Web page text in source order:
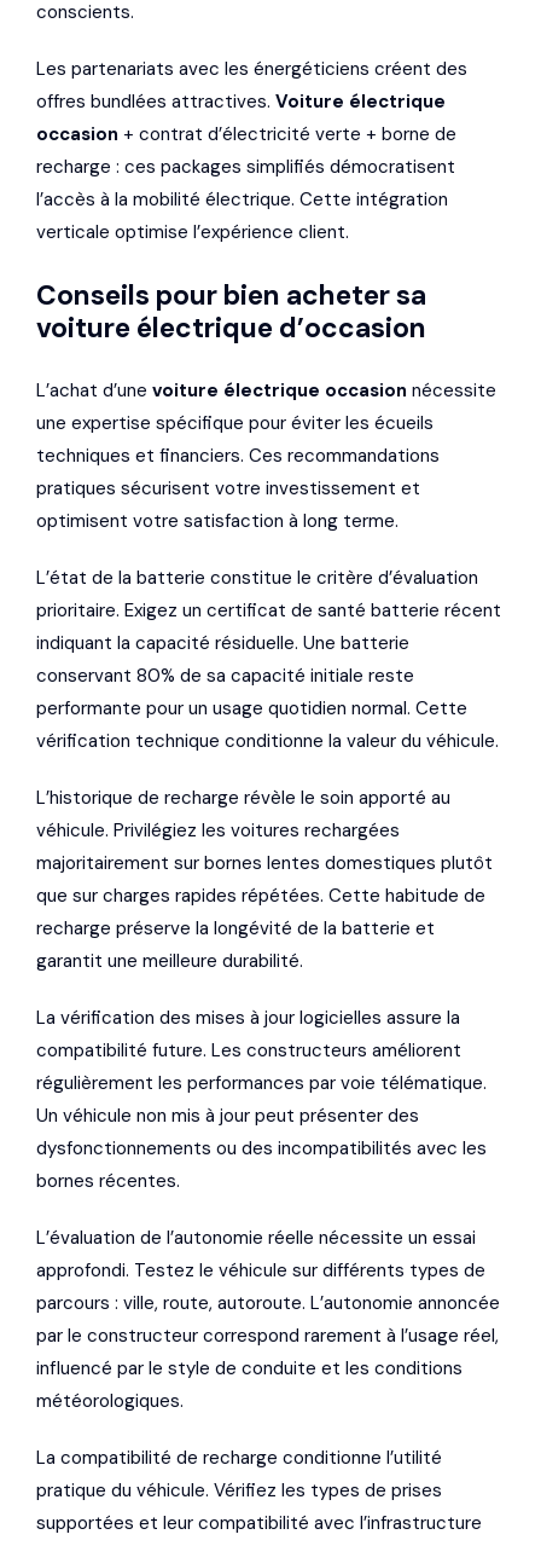
conscients.
Les partenariats avec les énergéticiens créent des
offres bundlées attractives. Voiture électrique
occasion + contrat d’électricité verte + borne de
recharge : ces packages simplifiés démocratisent
l’accès à la mobilité électrique. Cette intégration
verticale optimise l’expérience client.
Conseils pour bien acheter sa
voiture électrique d’occasion
L’achat d’une voiture électrique occasion nécessite
une expertise spécifique pour éviter les écueils
techniques et financiers. Ces recommandations
pratiques sécurisent votre investissement et
optimisent votre satisfaction à long terme.
L’état de la batterie constitue le critère d’évaluation
prioritaire. Exigez un certificat de santé batterie récent
indiquant la capacité résiduelle. Une batterie
conservant 80% de sa capacité initiale reste
performante pour un usage quotidien normal. Cette
vérification technique conditionne la valeur du véhicule.
L’historique de recharge révèle le soin apporté au
véhicule. Privilégiez les voitures rechargées
majoritairement sur bornes lentes domestiques plutôt
que sur charges rapides répétées. Cette habitude de
recharge préserve la longévité de la batterie et
garantit une meilleure durabilité.
La vérification des mises à jour logicielles assure la
compatibilité future. Les constructeurs améliorent
régulièrement les performances par voie télématique.
Un véhicule non mis à jour peut présenter des
dysfonctionnements ou des incompatibilités avec les
bornes récentes.
L’évaluation de l’autonomie réelle nécessite un essai
approfondi. Testez le véhicule sur différents types de
parcours : ville, route, autoroute. L’autonomie annoncée
par le constructeur correspond rarement à l’usage réel,
influencé par le style de conduite et les conditions
météorologiques.
La compatibilité de recharge conditionne l’utilité
pratique du véhicule. Vérifiez les types de prises
supportées et leur compatibilité avec l’infrastructure